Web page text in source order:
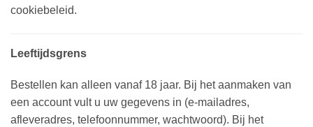
cookiebeleid.
Leeftijdsgrens
Bestellen kan alleen vanaf 18 jaar. Bij het aanmaken van
een account vult u uw gegevens in (e-mailadres,
afleveradres, telefoonnummer, wachtwoord). Bij het